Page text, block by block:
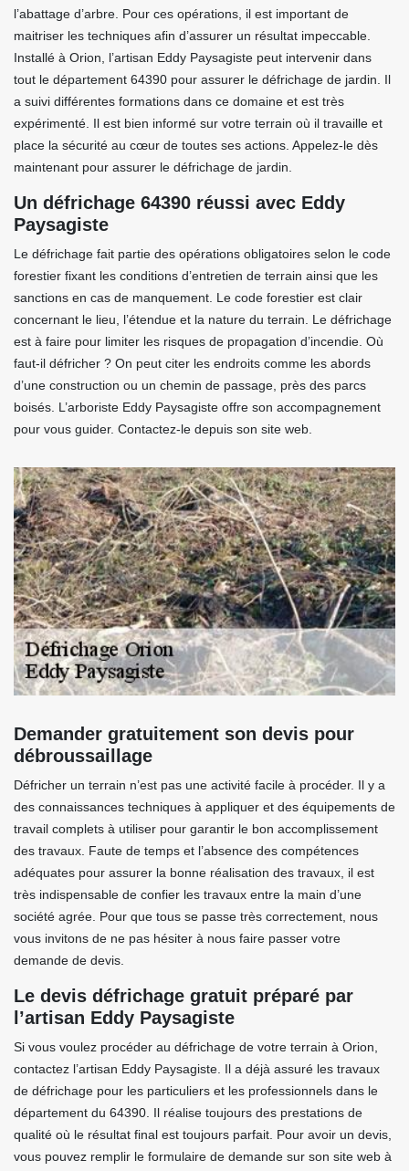
l’abattage d’arbre. Pour ces opérations, il est important de
maitriser les techniques afin d’assurer un résultat impeccable.
Installé à Orion, l’artisan Eddy Paysagiste peut intervenir dans
tout le département 64390 pour assurer le défrichage de jardin. Il
a suivi différentes formations dans ce domaine et est très
expérimenté. Il est bien informé sur votre terrain où il travaille et
place la sécurité au cœur de toutes ses actions. Appelez-le dès
maintenant pour assurer le défrichage de jardin.
Un défrichage 64390 réussi avec Eddy
Paysagiste
Le défrichage fait partie des opérations obligatoires selon le code
forestier fixant les conditions d’entretien de terrain ainsi que les
sanctions en cas de manquement. Le code forestier est clair
concernant le lieu, l’étendue et la nature du terrain. Le défrichage
est à faire pour limiter les risques de propagation d’incendie. Où
faut-il défricher ? On peut citer les endroits comme les abords
d’une construction ou un chemin de passage, près des parcs
boisés. L’arboriste Eddy Paysagiste offre son accompagnement
pour vous guider. Contactez-le depuis son site web.
Demander gratuitement son devis pour
débroussaillage
Défricher un terrain n’est pas une activité facile à procéder. Il y a
des connaissances techniques à appliquer et des équipements de
travail complets à utiliser pour garantir le bon accomplissement
des travaux. Faute de temps et l’absence des compétences
adéquates pour assurer la bonne réalisation des travaux, il est
très indispensable de confier les travaux entre la main d’une
société agrée. Pour que tous se passe très correctement, nous
vous invitons de ne pas hésiter à nous faire passer votre
demande de devis.
Le devis défrichage gratuit préparé par
l’artisan Eddy Paysagiste
Si vous voulez procéder au défrichage de votre terrain à Orion,
contactez l’artisan Eddy Paysagiste. Il a déjà assuré les travaux
de défrichage pour les particuliers et les professionnels dans le
département du 64390. Il réalise toujours des prestations de
qualité où le résultat final est toujours parfait. Pour avoir un devis,
vous pouvez remplir le formulaire de demande sur son site web à